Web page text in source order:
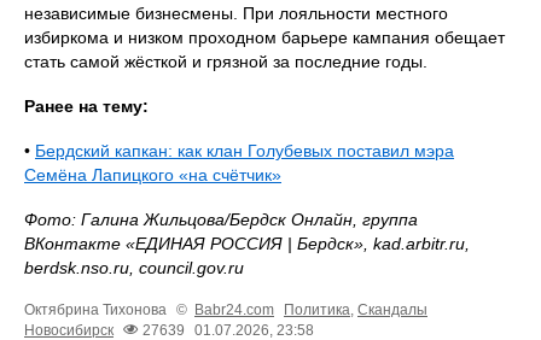
независимые бизнесмены. При лояльности местного
избиркома и низком проходном барьере кампания обещает
стать самой жёсткой и грязной за последние годы.
Ранее на тему:
• Бердский капкан: как клан Голубевых поставил мэра
Семёна Лапицкого «на счётчик»
Фото: Галина Жильцова/Бердск Онлайн, группа
ВКонтакте «ЕДИНАЯ РОССИЯ | Бердск», kad.arbitr.ru,
berdsk.nso.ru, council.gov.ru
Октябрина Тихонова © Babr24.com Политика Скандалы
Новосибирск
27639 01.07.2026, 23:58